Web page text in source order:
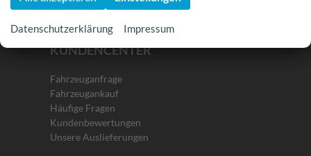
Smart Repair
KUNDENCENTER
Fahrzeuganfrage
Fahrzeugankauf
Häufige Fragen
Kundenbewertungen
Unsere Auslieferungen
Datenschutzerklärung Impressum